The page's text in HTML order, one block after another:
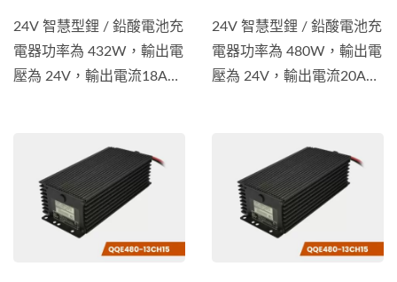
24V 智慧型鋰 / 鉛酸電池充
電器功率為 432W，輸出電
壓為 24V，輸出電流18A。
摩托車、堆高機、電動清潔
車等類型等的電池充電器。
除了獲得...
24V 智慧型鋰 / 鉛酸電池充
電器功率為 480W，輸出電
壓為 24V，輸出電流20A。
摩托車、堆高機、電動清潔
車等類型等的電池充電器。
除了獲得...